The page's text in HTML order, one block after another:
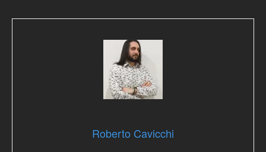
Roberto Cavicchi